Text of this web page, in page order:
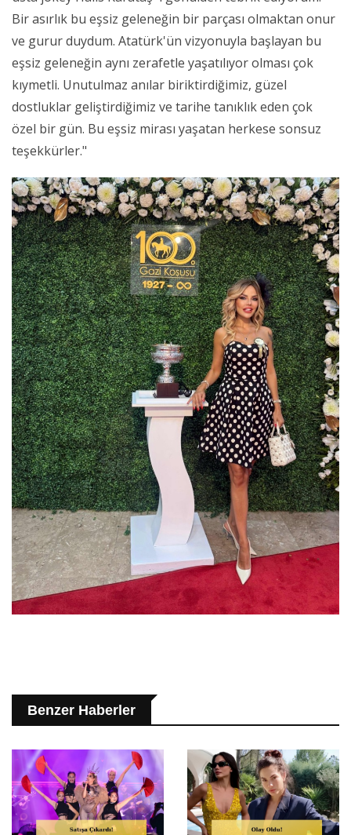
Bir asırlık bu eşsiz geleneğin bir parçası olmaktan onur
ve gurur duydum. Atatürk'ün vizyonuyla başlayan bu
eşsiz geleneğin aynı zerafetle yaşatılıyor olması çok
kıymetli. Unutulmaz anılar biriktirdiğimiz, güzel
dostluklar geliştirdiğimiz ve tarihe tanıklık eden çok
özel bir gün. Bu eşsiz mirası yaşatan herkese sonsuz
teşekkürler."
Benzer Haberler